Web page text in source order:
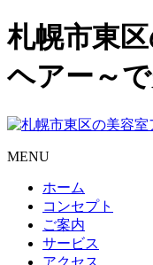
札幌市東
ヘアー～
MENU
ホーム
コンセプト
ご案内
サービス
アクセス